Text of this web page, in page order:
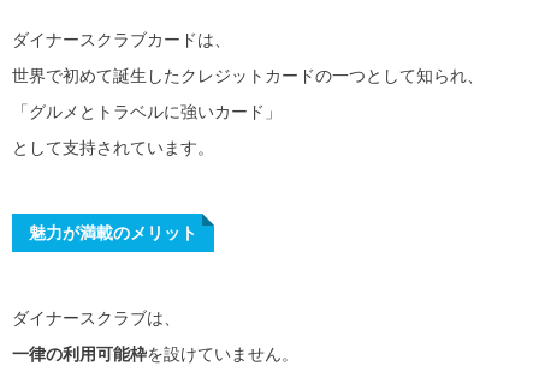
ダイナースクラブカードは、
世界で初めて誕生したクレジットカードの一つとして知られ、
「グルメとトラベルに強いカード」
として支持されています。
魅力が満載のメリット
ダイナースクラブは、
一律の利用可能枠を設けていません。